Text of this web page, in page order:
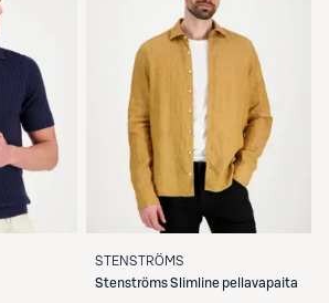
STENSTRÖMS
StenströmsSlimline pellavapaita